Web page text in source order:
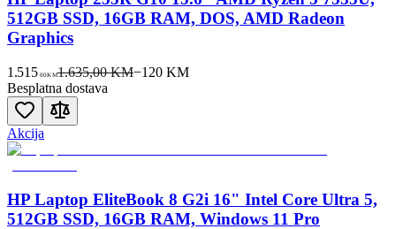
512GB SSD, 16GB RAM, DOS, AMD Radeon
Graphics
1.515 00KM1.635,00 KM−120KM
Besplatna dostava
Akcija
HP Laptop EliteBook 8 G2i 16" Intel Core Ultra 5,
512GB SSD, 16GB RAM, Windows 11 Pro